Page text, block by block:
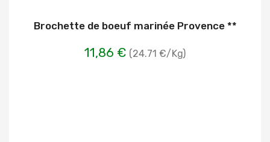
Brochette de boeuf marinée Provence **
11,86 € (24.71 €/Kg)